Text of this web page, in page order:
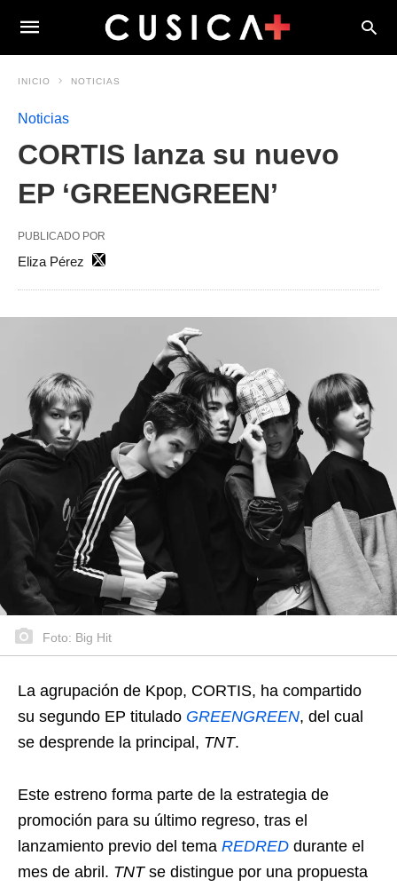
INICIO NOTICIAS
Noticias
CORTIS lanza su nuevo
EP ‘GREENGREEN’
PUBLICADO POR
Eliza Pérez
Foto: Big Hit
La agrupación de Kpop, CORTIS, ha compartido
su segundo EP titulado GREENGREEN, del cual
se desprende la principal, TNT.
Este estreno forma parte de la estrategia de
promoción para su último regreso, tras el
lanzamiento previo del tema REDRED durante el
mes de abril. TNT se distingue por una propuesta